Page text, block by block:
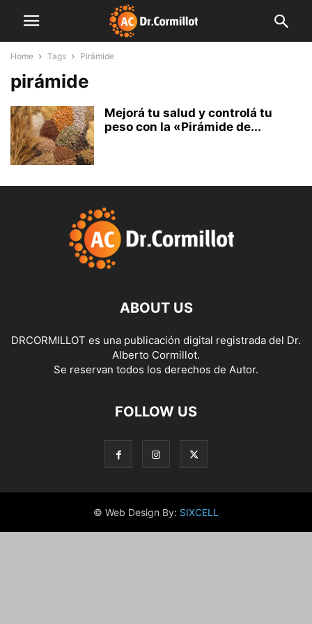
Home Tags Pirámide
pirámide
Mejorá tu salud y controlá tu
peso con la «Pirámide de...
ABOUT US
DRCORMILLOT es una publicación digital registrada del Dr.
Alberto Cormillot.
Se reservan todos los derechos de Autor.
FOLLOW US
© Web Design By: SIXCELL